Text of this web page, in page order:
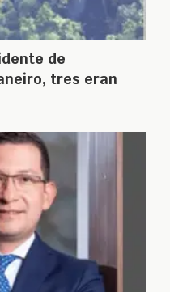
de
tres eran